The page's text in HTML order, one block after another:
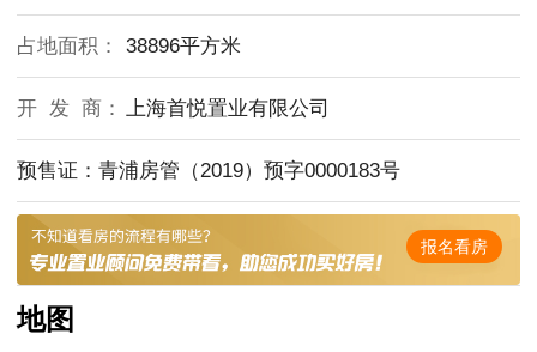
占地面积： 38896平方米
开 发 商： 上海首悦置业有限公司
预售证：青浦房管（2019）预字0000183号
报名看房
地图